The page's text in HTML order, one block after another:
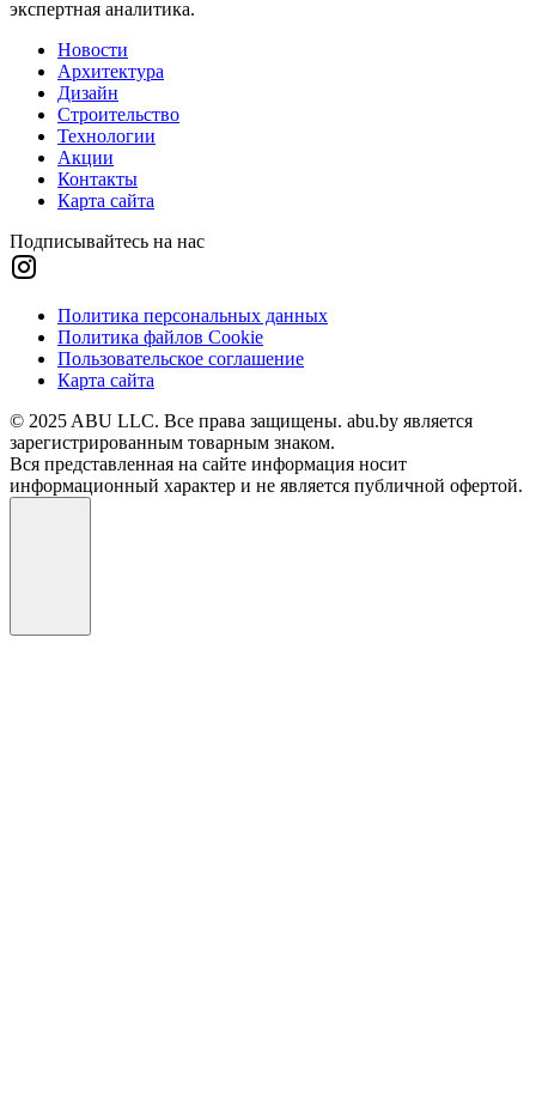
экспертная аналитика.
Новости
Архитектура
Дизайн
Строительство
Технологии
Акции
Контакты
Карта сайта
Подписывайтесь на нас
Политика персональных данных
Политика файлов Cookie
Пользовательское соглашение
Карта сайта
© 2025 ABU LLC. Все права защищены. abu.by является
зарегистрированным товарным знаком.
Вся представленная на сайте информация носит
информационный характер и не является публичной офертой.